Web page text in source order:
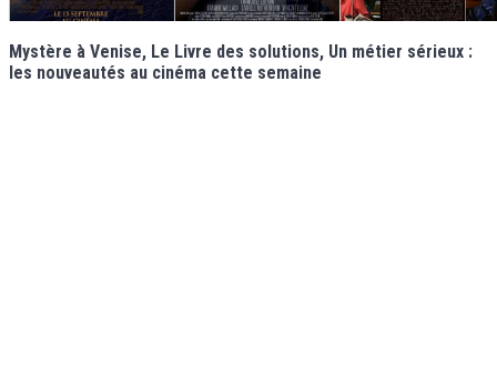
Mystère à Venise, Le Livre des solutions, Un métier sérieux :
les nouveautés au cinéma cette semaine